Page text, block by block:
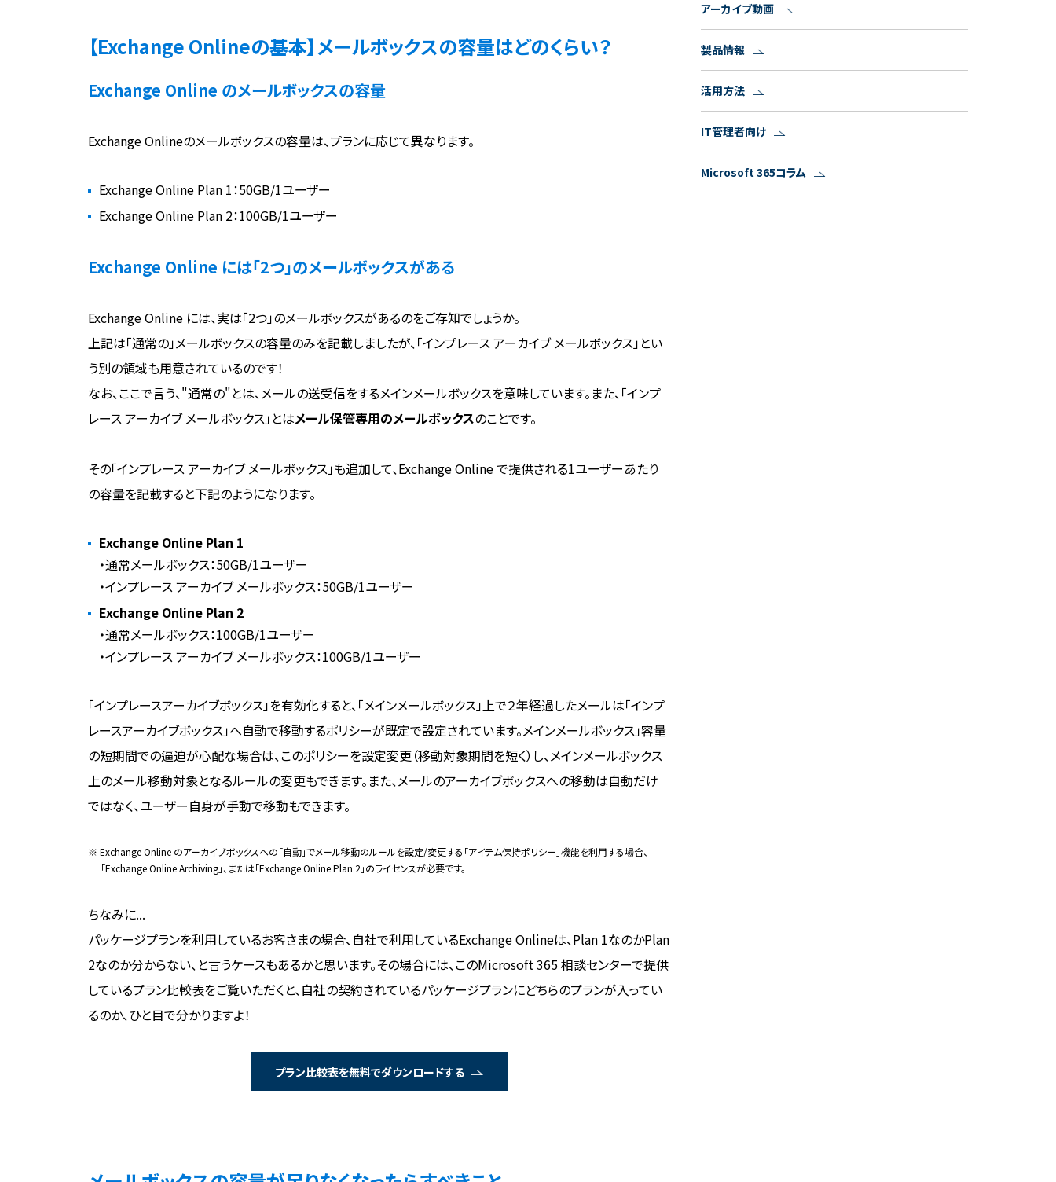
【Exchange Onlineの基本】メールボックスの容量はどのくらい？
Exchange Online のメールボックスの容量
Exchange Onlineのメールボックスの容量は、プランに応じて異なります。
Exchange Online Plan 1：50GB/1ユーザー
Exchange Online Plan 2：100GB/1ユーザー
Exchange Online には「2つ」のメールボックスがある
Exchange Online には、実は「2つ」のメールボックスがあるのをご存知でしょうか。
上記は「通常の」メールボックスの容量のみを記載しましたが、「インプレース アーカイブ メールボックス」とい
う別の領域も用意されているのです！
なお、ここで言う、"通常の"とは、メールの送受信をするメインメールボックスを意味しています。また、「インプ
レース アーカイブ メールボックス」とはメール保管専用のメールボックスのことです。
その「インプレース アーカイブ メールボックス」も追加して、Exchange Online で提供される1ユーザーあたり
の容量を記載すると下記のようになります。
Exchange Online Plan 1
・通常メールボックス：50GB/1ユーザー
・インプレース アーカイブ メールボックス：50GB/1ユーザー
Exchange Online Plan 2
・通常メールボックス：100GB/1ユーザー
・インプレース アーカイブ メールボックス：100GB/1ユーザー
「インプレースアーカイブボックス」を有効化すると、「メインメールボックス」上で２年経過したメールは「インプ
レースアーカイブボックス」へ自動で移動するポリシーが既定で設定されています。メインメールボックス」容量
の短期間での逼迫が心配な場合は、このポリシーを設定変更（移動対象期間を短く）し、メインメールボックス
上のメール移動対象となるルールの変更もできます。また、メールのアーカイブボックスへの移動は自動だけ
ではなく、ユーザー自身が手動で移動もできます。
※ Exchange Online のアーカイブボックスへの「自動」でメール移動のルールを設定/変更する「アイテム保持ポリシー」機能を利用する場合、
「Exchange Online Archiving」、または「Exchange Online Plan 2」のライセンスが必要です。
ちなみに...
パッケージプランを利用しているお客さまの場合、自社で利用しているExchange Onlineは、Plan 1なのかPlan
2なのか分からない、と言うケースもあるかと思います。その場合には、このMicrosoft 365 相談センターで提供
しているプラン比較表をご覧いただくと、自社の契約されているパッケージプランにどちらのプランが入ってい
るのか、ひと目で分かりますよ！
プラン比較表を無料でダウンロードする
アーカイブ動画
製品情報
活用方法
IT管理者向け
Microsoft 365コラム